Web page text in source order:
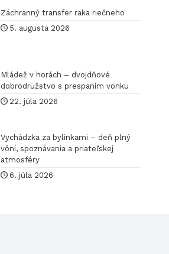
Záchranný transfer raka riečneho
5. augusta 2026
Mládež v horách – dvojdňové
dobrodružstvo s prespaním vonku
22. júla 2026
Vychádzka za bylinkami – deň plný
vôní, spoznávania a priateľskej
atmosféry
6. júla 2026